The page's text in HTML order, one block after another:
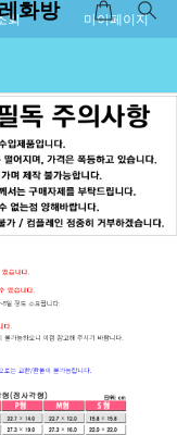
회 마이페이지
화방